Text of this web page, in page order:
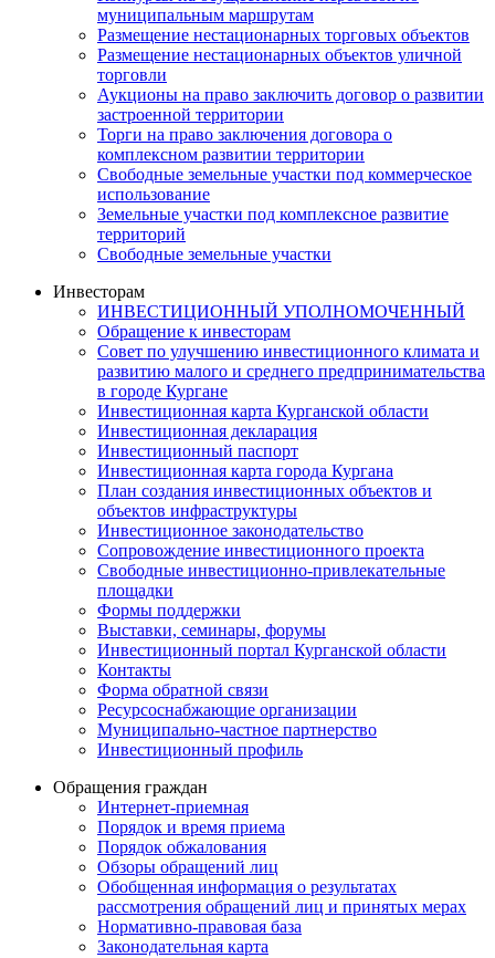
муниципальным маршрутам
Размещение нестационарных торговых объектов
Размещение нестационарных объектов уличной
торговли
Аукционы на право заключить договор о развитии
застроенной территории
Торги на право заключения договора о
комплексном развитии территории
Свободные земельные участки под коммерческое
использование
Земельные участки под комплексное развитие
территорий
Свободные земельные участки
Инвесторам
ИНВЕСТИЦИОННЫЙ УПОЛНОМОЧЕННЫЙ
Обращение к инвесторам
Совет по улучшению инвестиционного климата и
развитию малого и среднего предпринимательства
в городе Кургане
Инвестиционная карта Курганской области
Инвестиционная декларация
Инвестиционный паспорт
Инвестиционная карта города Кургана
План создания инвестиционных объектов и
объектов инфраструктуры
Инвестиционное законодательство
Сопровождение инвестиционного проекта
Свободные инвестиционно-привлекательные
площадки
Формы поддержки
Выставки, семинары, форумы
Инвестиционный портал Курганской области
Контакты
Форма обратной связи
Ресурсоснабжающие организации
Муниципально-частное партнерство
Инвестиционный профиль
Обращения граждан
Интернет-приемная
Порядок и время приема
Порядок обжалования
Обзоры обращений лиц
Обобщенная информация о результатах
рассмотрения обращений лиц и принятых мерах
Нормативно-правовая база
Законодательная карта